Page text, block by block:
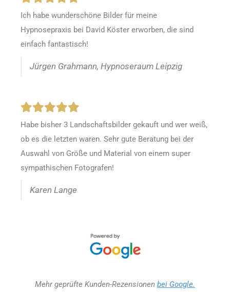
Ich habe wunderschöne Bilder für meine
Hypnosepraxis bei David Köster erworben, die sind
einfach fantastisch!
Jürgen Grahmann, Hypnoseraum Leipzig
Habe bisher 3 Landschaftsbilder gekauft und wer weiß,
ob es die letzten waren. Sehr gute Beratung bei der
Auswahl von Größe und Material von einem super
sympathischen Fotografen!
Karen Lange
Mehr geprüfte Kunden-Rezensionen bei Google.